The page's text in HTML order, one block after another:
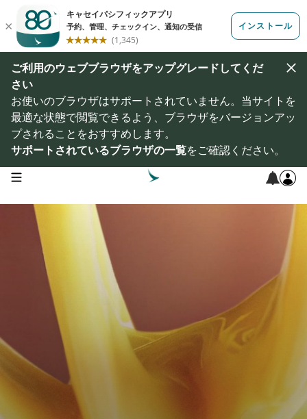
ご利用のウェブブラウザをアップグレードしてくだ
さい
お使いのブラウザはサポートされていません。当サイトを
最適な状態で閲覧できるよう、ブラウザをバージョンアッ
プされることをおすすめします。
サポートされているブラウザの一覧をご確認ください。
open navigation menu